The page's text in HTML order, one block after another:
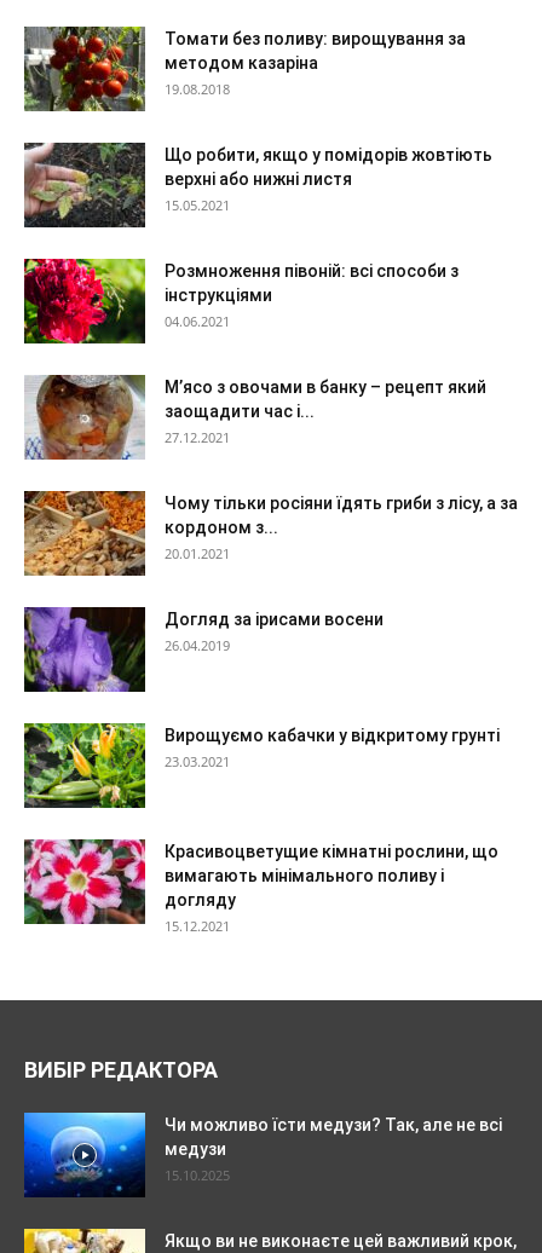
Томати без поливу: вирощування за
методом казаріна
19.08.2018
Що робити, якщо у помідорів жовтіють
верхні або нижні листя
15.05.2021
Розмноження півоній: всі способи з
інструкціями
04.06.2021
М’ясо з овочами в банку – рецепт який
заощадити час і...
27.12.2021
Чому тільки росіяни їдять гриби з лісу, а за
кордоном з...
20.01.2021
Догляд за ірисами восени
26.04.2019
Вирощуємо кабачки у відкритому грунті
23.03.2021
Красивоцветущие кімнатні рослини, що
вимагають мінімального поливу і
догляду
15.12.2021
ВИБІР РЕДАКТОРА
Чи можливо їсти медузи? Так, але не всі
медузи
15.10.2025
Якщо ви не виконаєте цей важливий крок,